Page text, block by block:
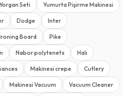
Yorgan Seti Yumurta Pişirme Makinesi
Dodge Inter
Board Pike
Nabor polytenets Halı
Makinesi crepe Cutlery
Makinesi Vacuum Vacuum Cleaner